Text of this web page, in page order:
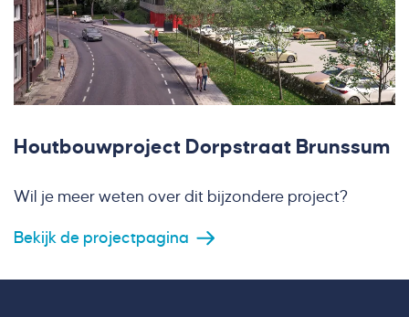
Houtbouwproject Dorpstraat Brunssum
Wil je meer weten over dit bijzondere project?
Bekijk de projectpagina